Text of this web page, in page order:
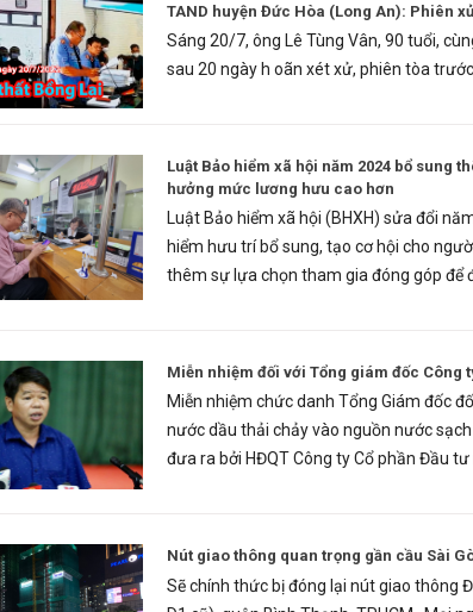
TAND huyện Đức Hòa (Long An): Phiên
Sáng 20/7, ông Lê Tùng Vân, 90 tuổi,
sau 20 ngày h oãn xét xử, phiên tòa
Luật Bảo hiểm xã hội năm 2024 bổ sung
hưởng mức lương hưu cao hơn
Luật Bảo hiểm xã hội (BHXH) sửa đổi
hiểm hưu trí bổ sung, tạo cơ hội cho
thêm sự lựa chọn tham gia đóng góp để
Miễn nhiệm đối với Tổng giám đốc Công
Miễn nhiệm chức danh Tổng Giám đốc
nước dầu thải chảy vào nguồn nước
đưa ra bởi HĐQT Công ty Cổ phần Đầu
Nút giao thông quan trọng gần cầu Sài
Sẽ chính thức bị đóng lại nút giao thông